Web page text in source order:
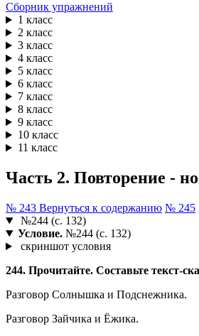
Сборник упражнений
1 класс
2 класс
3 класс
4 класс
5 класс
6 класс
7 класс
8 класс
9 класс
10 класс
11 класс
Часть 2. Повторение -
№ 243 Вернуться к содержанию № 245
№244 (с. 132)
Условие.№244 (с. 132)
скриншот условия
244. Прочитайте. Составьте текст-
Разговор Солнышка и Подснежника.
Разговор Зайчика и Ёжика.